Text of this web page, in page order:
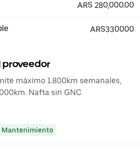
ARS 280,000.00
ARS330000
proveedor
máximo 1.800km semanales,
Nafta sin GNC
Mantenimiento